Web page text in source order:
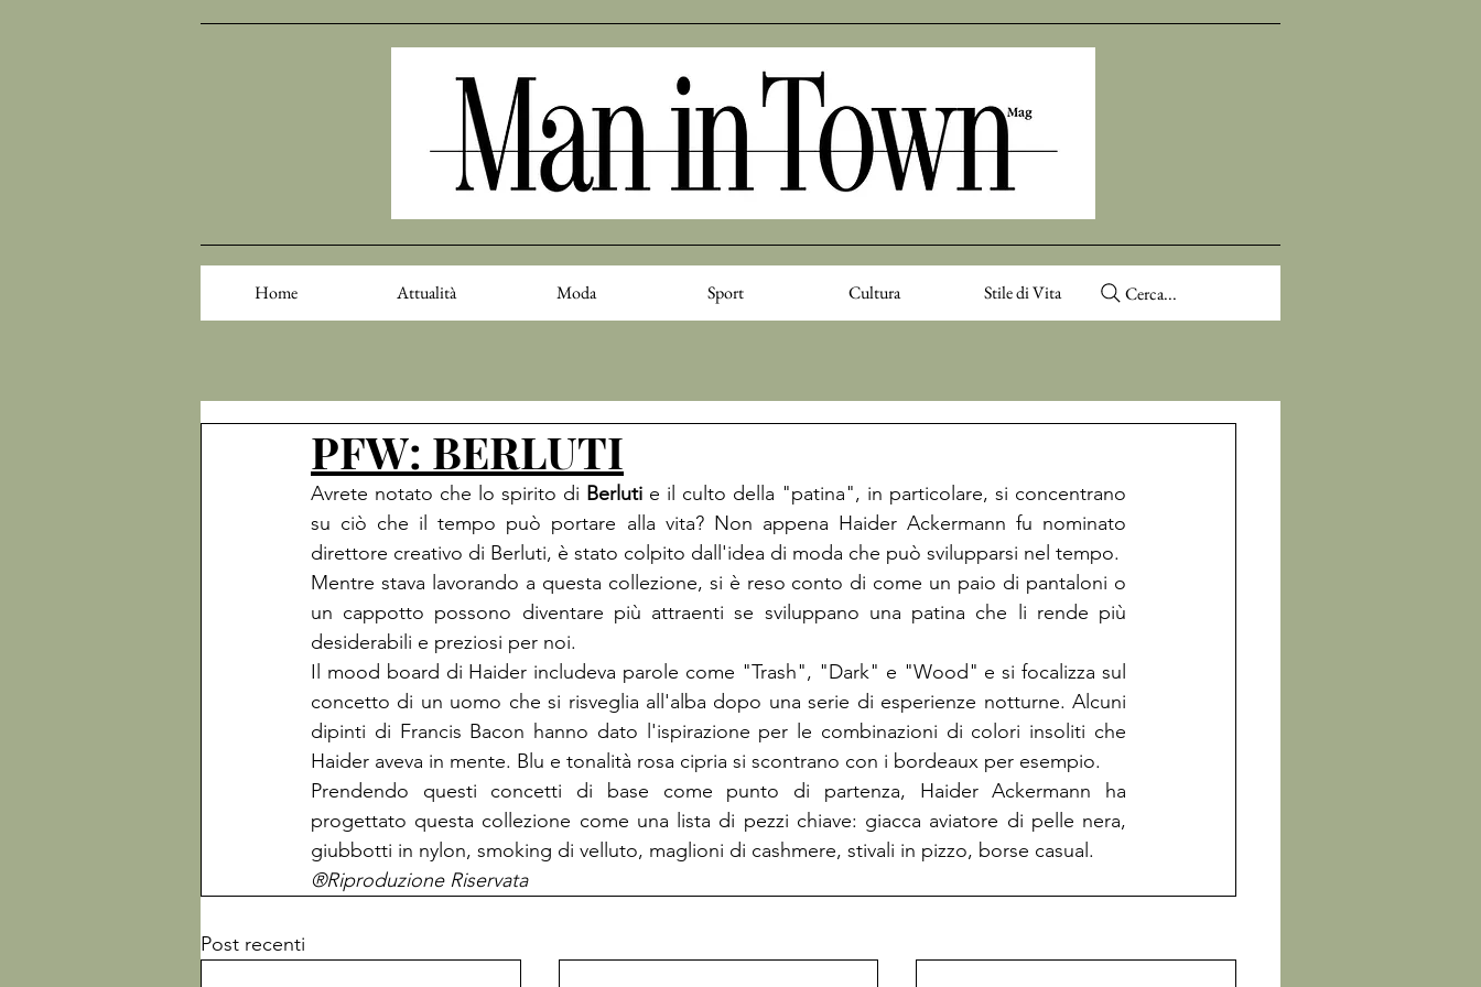
Home Attualità Moda Sport Cultura Stile di Vita Cerca...
PFW: BERLUTI
Avrete notato che lo spirito di Berluti e il culto della "patina", in particolare, si concentrano
su ciò che il tempo può portare alla vita? Non appena Haider Ackermann fu nominato
Mentre stava lavorando a questa collezione, si è reso conto di come un paio di pantaloni o
un cappotto possono diventare più attraenti se sviluppano una patina che li rende più
Il mood board di Haider includeva parole come "Trash", "Dark" e "Wood" e si focalizza sul
concetto di un uomo che si risveglia all'alba dopo una serie di esperienze notturne. Alcuni
dipinti di Francis Bacon hanno dato l'ispirazione per le combinazioni di colori insoliti che
Prendendo questi concetti di base come punto di partenza, Haider Ackermann ha
progettato questa collezione come una lista di pezzi chiave: giacca aviatore di pelle nera,
giubbotti in nylon, smoking di velluto, maglioni di cashmere, stivali in pizzo, borse casual.
®Riproduzione Riservata
Post recenti